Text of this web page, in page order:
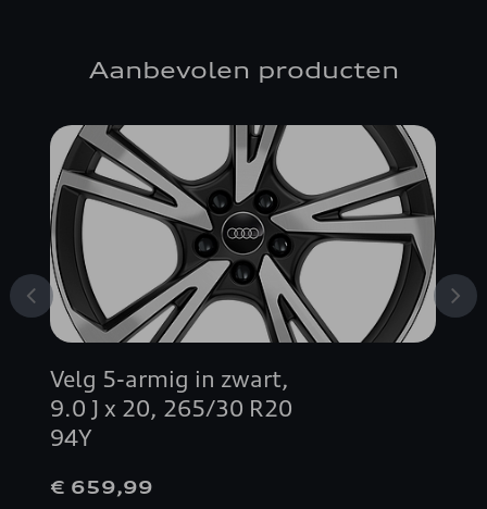
Aanbevolen producten
Velg 5-armig in zwart,
9.0 J x 20, 265/30 R20
94Y
€ 659,99